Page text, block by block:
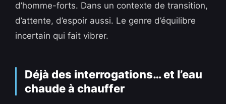
d’homme-forts. Dans un contexte de transition,
d’attente, d’espoir aussi. Le genre d’équilibre
incertain qui fait vibrer.
Déjà des interrogations… et l’eau
chaude à chauffer